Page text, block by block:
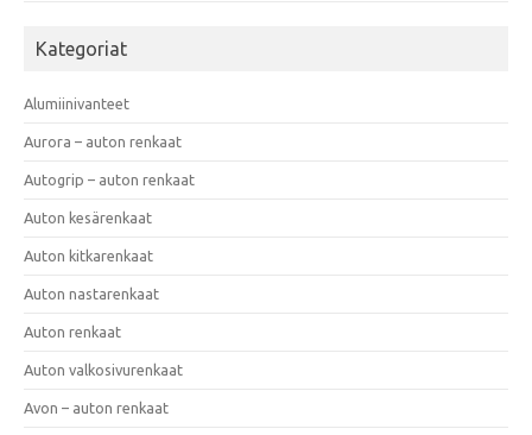
Kategoriat
Alumiinivanteet
Aurora – auton renkaat
Autogrip – auton renkaat
Auton kesärenkaat
Auton kitkarenkaat
Auton nastarenkaat
Auton renkaat
Auton valkosivurenkaat
Avon – auton renkaat